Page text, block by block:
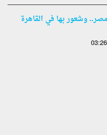
وشعور بها في القاهرة
03:26